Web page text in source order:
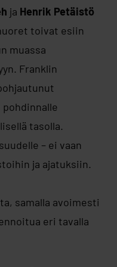
ja Henrik Petäistö
toivat esiin
muassa
Franklin
tasolla.
– ei vaan
ja ajatuksiin.
samalla avoimesti
eri tavalla